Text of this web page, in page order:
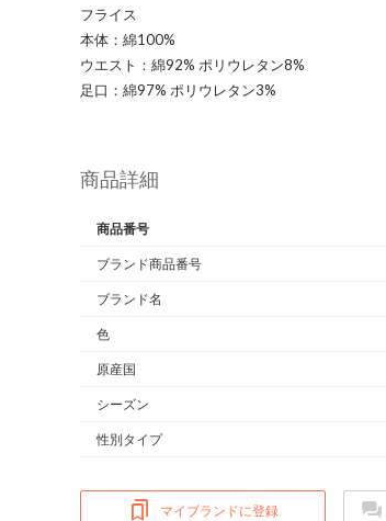
フライス
本体：綿100%
ウエスト：綿92% ポリウレタン8%
足口：綿97% ポリウレタン3%
商品詳細
商品番号
ブランド商品番号
ブランド名
色
原産国
シーズン
性別タイプ
マイブランドに登録